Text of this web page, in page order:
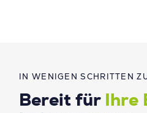
IN WENIGEN SCHRITTEN
Bereit für